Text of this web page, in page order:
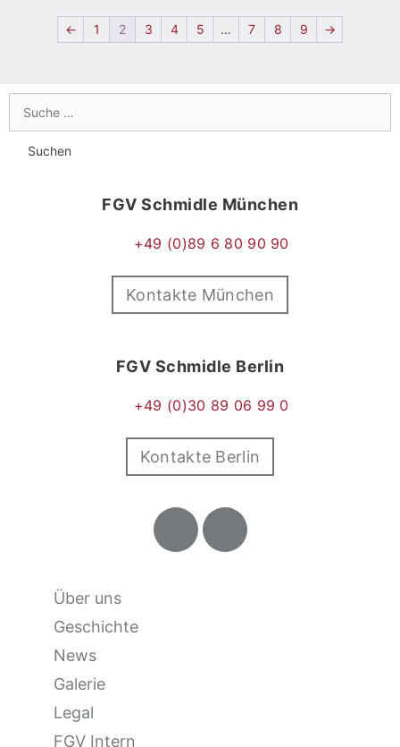
← 1 2 3 4 5 … 7 8 9 →
FGV Schmidle München
+49 (0)89 6 80 90 90
Kontakte München
FGV Schmidle Berlin
+49 (0)30 89 06 99 0
Kontakte Berlin
Über uns
Geschichte
News
Galerie
Legal
FGV Intern